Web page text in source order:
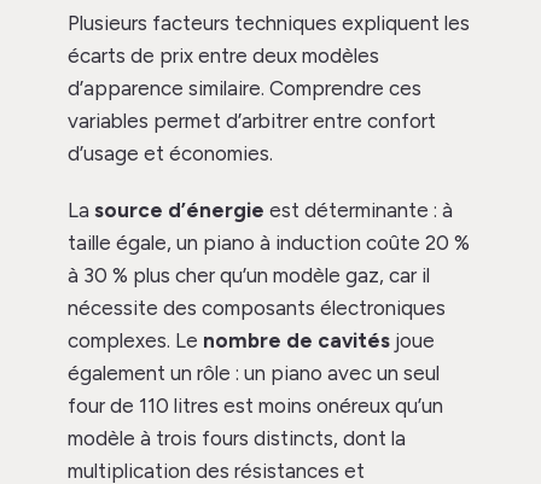
Plusieurs facteurs techniques expliquent les
écarts de prix entre deux modèles
d’apparence similaire. Comprendre ces
variables permet d’arbitrer entre confort
d’usage et économies.
La source d’énergie est déterminante : à
taille égale, un piano à induction coûte 20 %
à 30 % plus cher qu’un modèle gaz, car il
nécessite des composants électroniques
complexes. Le nombre de cavités joue
également un rôle : un piano avec un seul
four de 110 litres est moins onéreux qu’un
modèle à trois fours distincts, dont la
multiplication des résistances et